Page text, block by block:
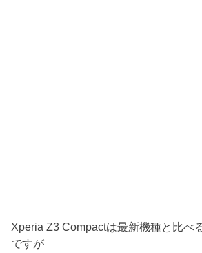
Xperia Z3 Compactは最新機種と比べ
ですが